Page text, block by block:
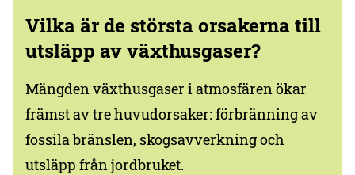
Vilka är de största orsakerna till
utsläpp av växthusgaser?
Mängden växthusgaser i atmosfären ökar
främst av tre huvudorsaker: förbränning av
fossila bränslen, skogsavverkning och
utsläpp från jordbruket.